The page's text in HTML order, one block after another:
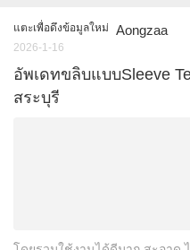
แตะเพื่อดึงข้อมูลใหม่ Aongzaa
2026-1-16
อัพเดทขลิบแบบSleeve
สระบุรี